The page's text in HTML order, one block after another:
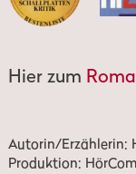
Hier zum
Autorin/Erzählerin:
Produktion: